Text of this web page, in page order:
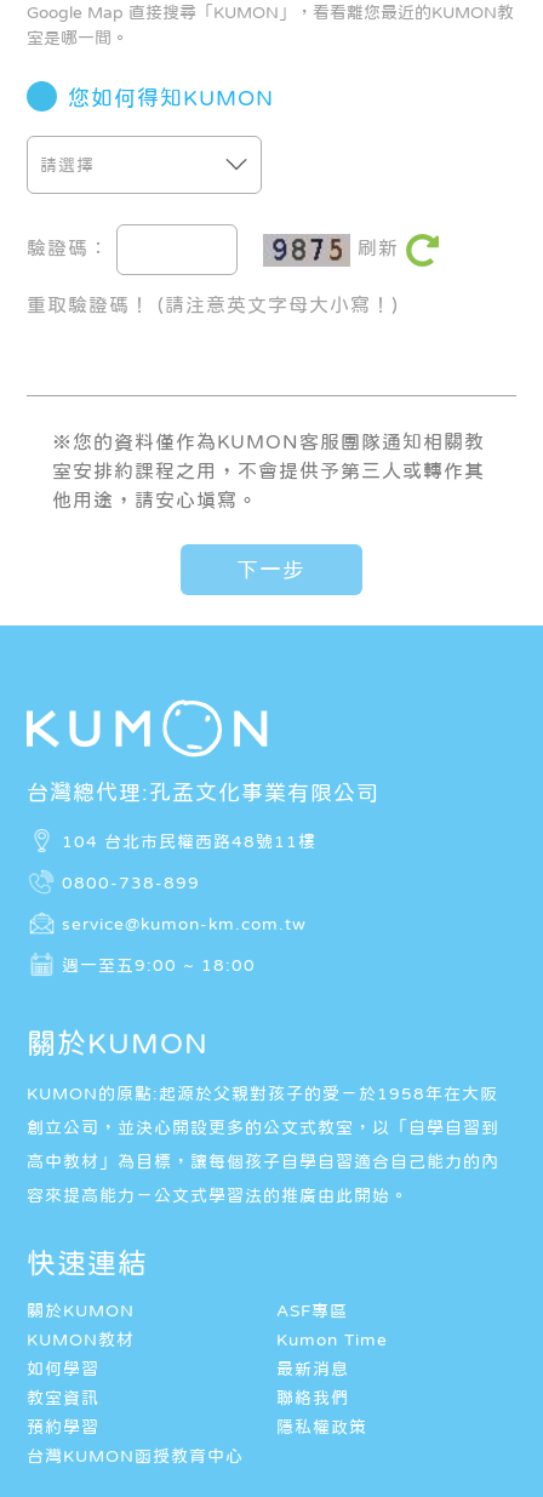
Google Map 直接搜尋「KUMON」，看看離您最近的KUMON教
室是哪一間。
您如何得知KUMON
驗證碼： 刷新
重取驗證碼！ (請注意英文字母大小寫！)
※您的資料僅作為KUMON客服團隊通知相關教
室安排約課程之用，不會提供予第三人或轉作其
他用途，請安心填寫。
台灣總代理:孔孟文化事業有限公司
104 台北市民權西路48號11樓
0800-738-899
service@kumon-km.com.tw
週一至五9:00 ~ 18:00
關於KUMON
KUMON的原點:起源於父親對孩子的愛－於1958年在大阪
創立公司，並決心開設更多的公文式教室，以「自學自習到
高中教材」為目標，讓每個孩子自學自習適合自己能力的內
容來提高能力－公文式學習法的推廣由此開始。
快速連結
關於KUMON
ASF專區
KUMON教材
Kumon Time
如何學習
最新消息
教室資訊
聯絡我們
預約學習
隱私權政策
台灣KUMON函授教育中心